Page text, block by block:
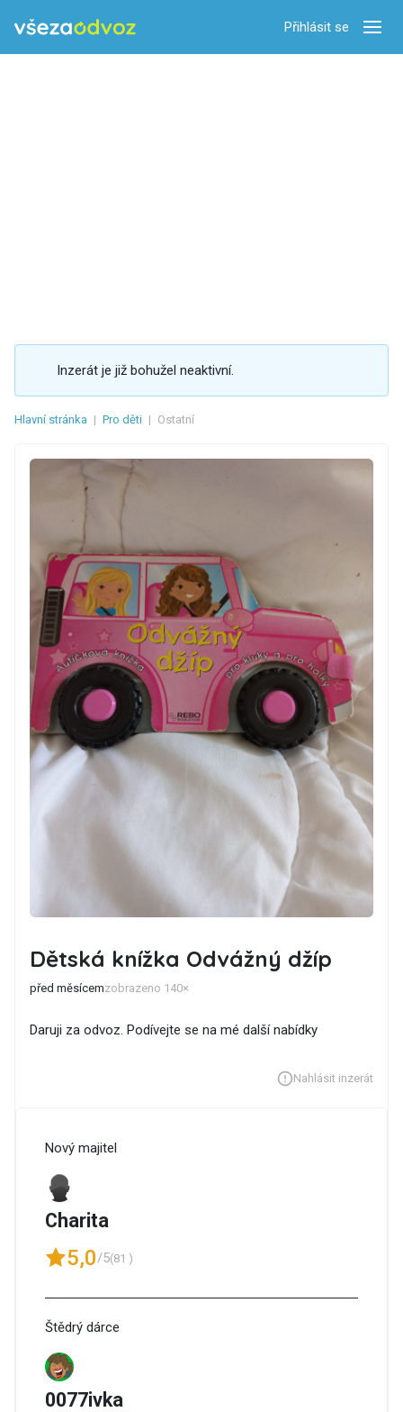
Přihlásit se
Inzerát je již bohužel neaktivní.
Hlavní stránka | Pro děti | Ostatní
Dětská knížka Odvážný džíp
před měsícemzobrazeno 140×
Daruji za odvoz. Podívejte se na mé další nabídky
Nahlásit inzerát
Nový majitel
Charita
5,0/5(81 )
Štědrý dárce
0077ivka